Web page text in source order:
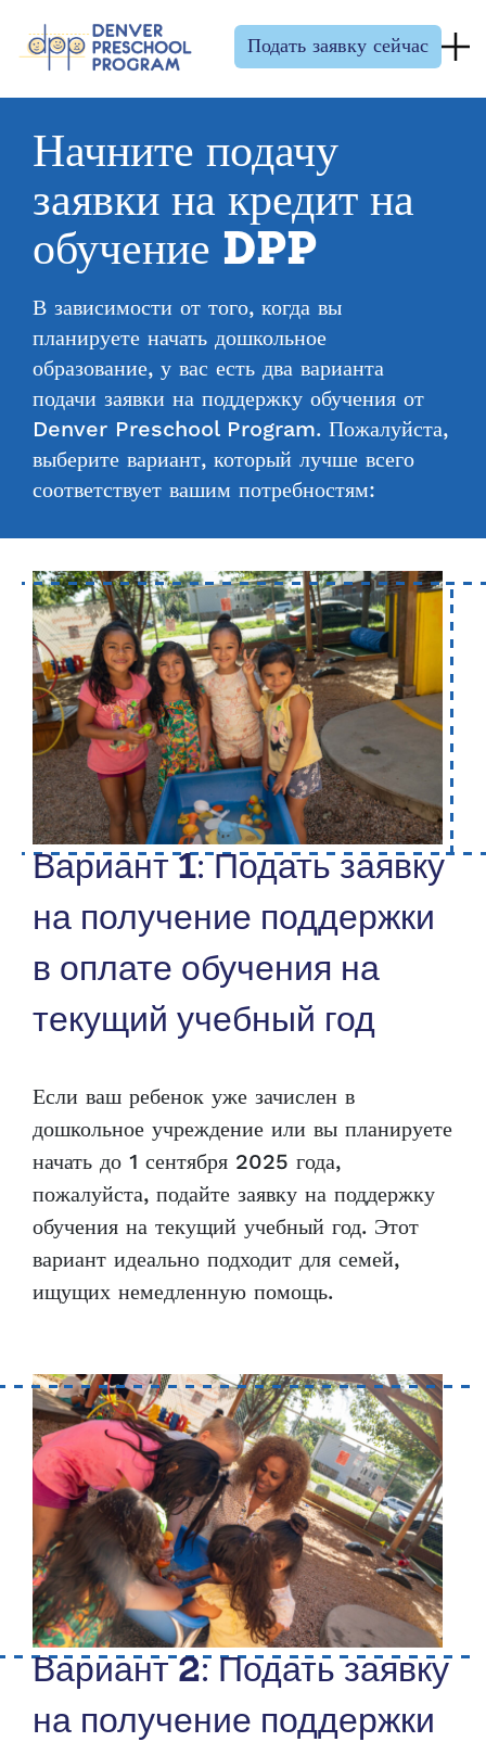
Подать заявку сейчас
Начните подачу
заявки на кредит на
обучение DPP
В зависимости от того, когда вы
планируете начать дошкольное
образование, у вас есть два варианта
подачи заявки на поддержку обучения от
Denver Preschool Program. Пожалуйста,
выберите вариант, который лучше всего
соответствует вашим потребностям:
Вариант 1: Подать заявку
на получение поддержки
в оплате обучения на
текущий учебный год
Если ваш ребенок уже зачислен в
дошкольное учреждение или вы планируете
начать до 1 сентября 2025 года,
пожалуйста, подайте заявку на поддержку
обучения на текущий учебный год. Этот
вариант идеально подходит для семей,
ищущих немедленную помощь.
Вариант 2: Подать заявку
на получение поддержки